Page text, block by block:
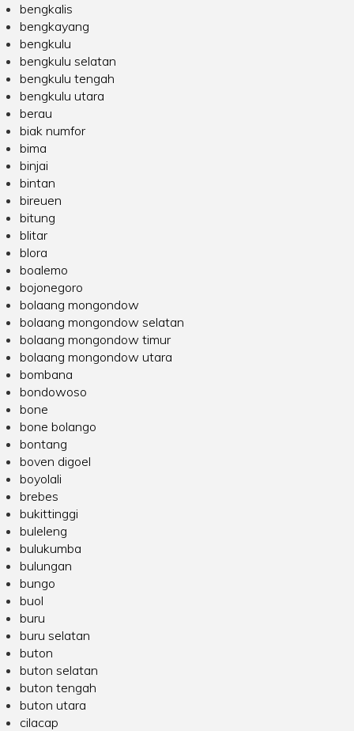
bengkalis
bengkayang
bengkulu
bengkulu selatan
bengkulu tengah
bengkulu utara
berau
biak numfor
bima
binjai
bintan
bireuen
bitung
blitar
blora
boalemo
bojonegoro
bolaang mongondow
bolaang mongondow selatan
bolaang mongondow timur
bolaang mongondow utara
bombana
bondowoso
bone
bone bolango
bontang
boven digoel
boyolali
brebes
bukittinggi
buleleng
bulukumba
bulungan
bungo
buol
buru
buru selatan
buton
buton selatan
buton tengah
buton utara
cilacap